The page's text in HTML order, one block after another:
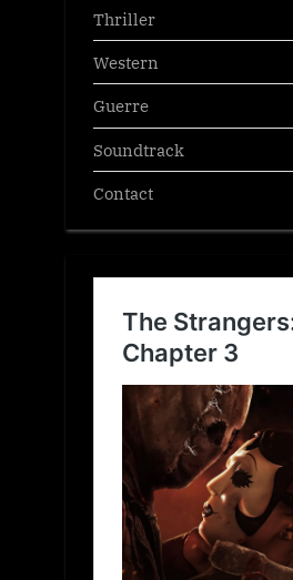
Thriller
Western
Guerre
Soundtrack
Contact